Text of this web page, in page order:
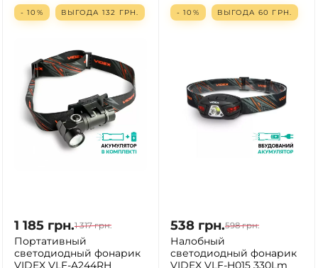
- 10% ВЫГОДА 132 ГРН.
1 185 грн.1 317 грн.
Портативный
светодиодный фонарик
VIDEX VLF-A244RH
- 10% ВЫГОДА 60 ГРН.
538 грн.598 грн.
Налобный
светодиодный фонарик
VIDEX VLF-H015 330Lm